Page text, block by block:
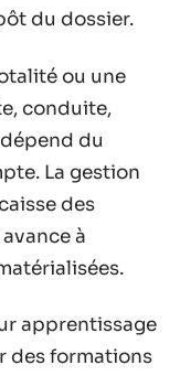
du dossier.
ou une
conduite,
du
La gestion
des
à
apprentissage
des formations